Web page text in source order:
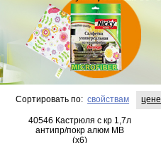
Сортировать по: свойствам цене
40546 Кастрюля с кр 1,7л
антипр/покр алюм MB
(х6)